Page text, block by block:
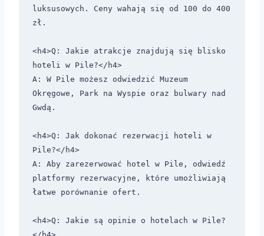
luksusowych. Ceny wahają się od 100 do 400
zł.
<h4>Q: Jakie atrakcje znajdują się blisko
hoteli w Pile?</h4>
A: W Pile możesz odwiedzić Muzeum
Okręgowe, Park na Wyspie oraz bulwary nad
Gwdą.
<h4>Q: Jak dokonać rezerwacji hoteli w
Pile?</h4>
A: Aby zarezerwować hotel w Pile, odwiedź
platformy rezerwacyjne, które umożliwiają
łatwe porównanie ofert.
<h4>Q: Jakie są opinie o hotelach w Pile?